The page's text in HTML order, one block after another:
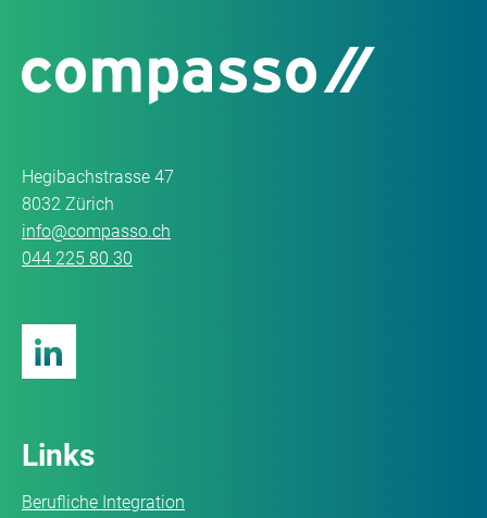
Hegibachstrasse 47
8032 Zürich
info@compasso.ch
044 225 80 30
Links
Berufliche Integration